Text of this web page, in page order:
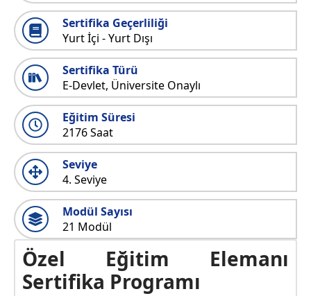
Sertifika Geçerliliği
Yurt İçi - Yurt Dışı
Sertifika Türü
E-Devlet, Üniversite Onaylı
Eğitim Süresi
2176 Saat
Seviye
4. Seviye
Modül Sayısı
21 Modül
Özel Eğitim Elemanı
Sertifika Programı